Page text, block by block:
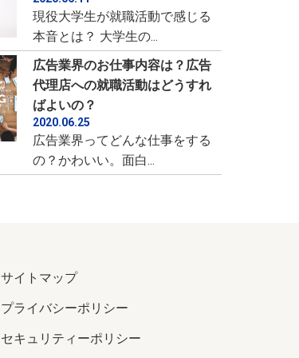
現役大学生が就職活動で感じる
本音とは？ 大学生の...
広告業界のお仕事内容は？広告
代理店への就職活動はどうすれ
ばよいの？
2020.06.25
広告業界ってどんな仕事をする
の？かわいい。面白...
サイトマップ
プライバシーポリシー
セキュリティーポリシー